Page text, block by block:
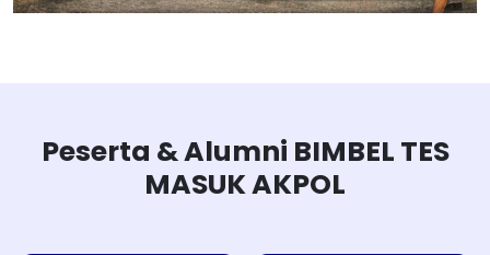
Peserta & Alumni BIMBEL TES
MASUK AKPOL